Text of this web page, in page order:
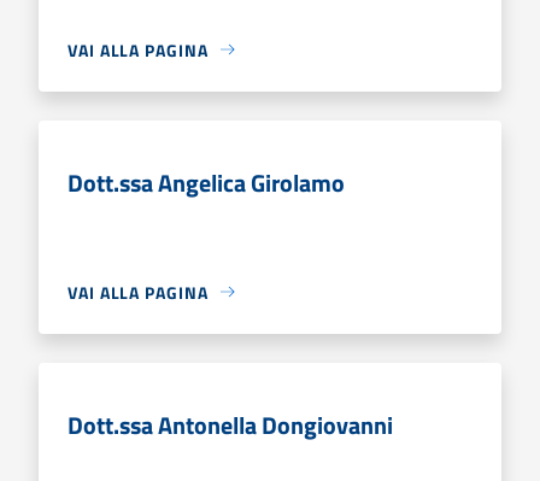
VAI ALLA PAGINA
Dott.ssa Angelica Girolamo
VAI ALLA PAGINA
Dott.ssa Antonella Dongiovanni